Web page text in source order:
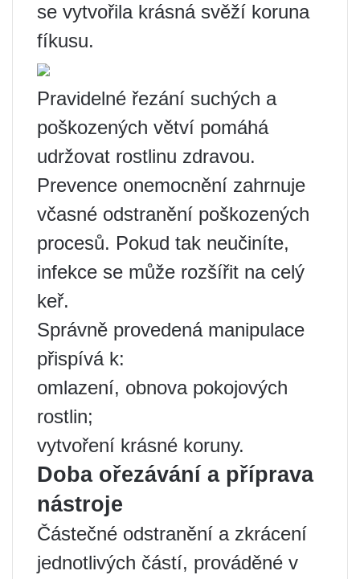
se vytvořila krásná svěží koruna
fíkusu.
Pravidelné řezání suchých a
poškozených větví pomáhá
udržovat rostlinu zdravou.
Prevence onemocnění zahrnuje
včasné odstranění poškozených
procesů. Pokud tak neučiníte,
infekce se může rozšířit na celý
keř.
Správně provedená manipulace
přispívá k:
omlazení, obnova pokojových
rostlin;
vytvoření krásné koruny.
Doba ořezávání a příprava
nástroje
Částečné odstranění a zkrácení
jednotlivých částí, prováděné v